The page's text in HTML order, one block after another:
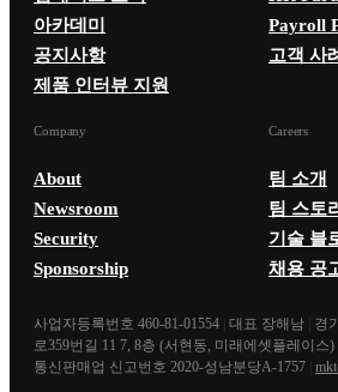
아카데미
공지사항
제품 인터뷰 지원
Payroll
고객 사
Company
About
Newsroom
Security
Sponsorship
Careers
팀 소개
팀 스토
기술 블
채용 공
사업자등록번호 460-81-01554 대표 장해남
경
로359번길 11 7, 8층 (서현동, 미래에셋플레이스)
통신판매업 신고번호 2020-성남분당A-1757